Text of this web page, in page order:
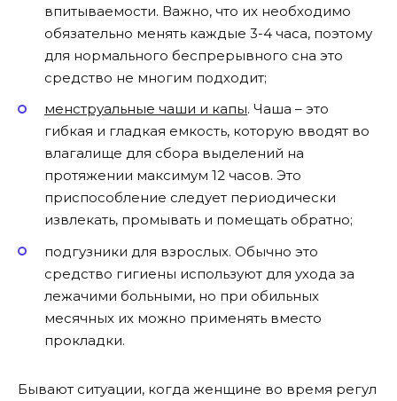
впитываемости. Важно, что их необходимо
обязательно менять каждые 3-4 часа, поэтому
для нормального беспрерывного сна это
средство не многим подходит;
менструальные чаши и капы. Чаша – это
гибкая и гладкая емкость, которую вводят во
влагалище для сбора выделений на
протяжении максимум 12 часов. Это
приспособление следует периодически
извлекать, промывать и помещать обратно;
подгузники для взрослых. Обычно это
средство гигиены используют для ухода за
лежачими больными, но при обильных
месячных их можно применять вместо
прокладки.
Бывают ситуации, когда женщине во время регул